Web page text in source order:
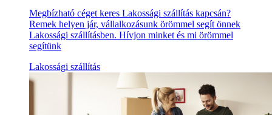
Megbízható céget keres Lakossági szállítás kapcsán?
Remek helyen jár, vállalkozásunk örömmel segít önnek
Lakossági szállításben. Hívjon minket és mi örömmel
segítünk
Lakossági szállítás